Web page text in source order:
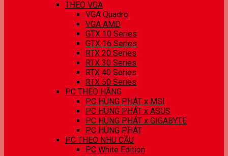
THEO VGA
VGA Quadro
VGA AMD
GTX 10 Series
GTX 16 Series
RTX 20 Series
RTX 30 Series
RTX 40 Series
RTX 50 Series
PC THEO HÃNG
PC HÙNG PHÁT x MSI
PC HÙNG PHÁT x ASUS
PC HÙNG PHÁT x GIGABYTE
PC HÙNG PHÁT
PC THEO NHU CẦU
PC White Edition